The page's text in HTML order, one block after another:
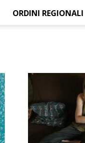
ORDINI REGIONALI